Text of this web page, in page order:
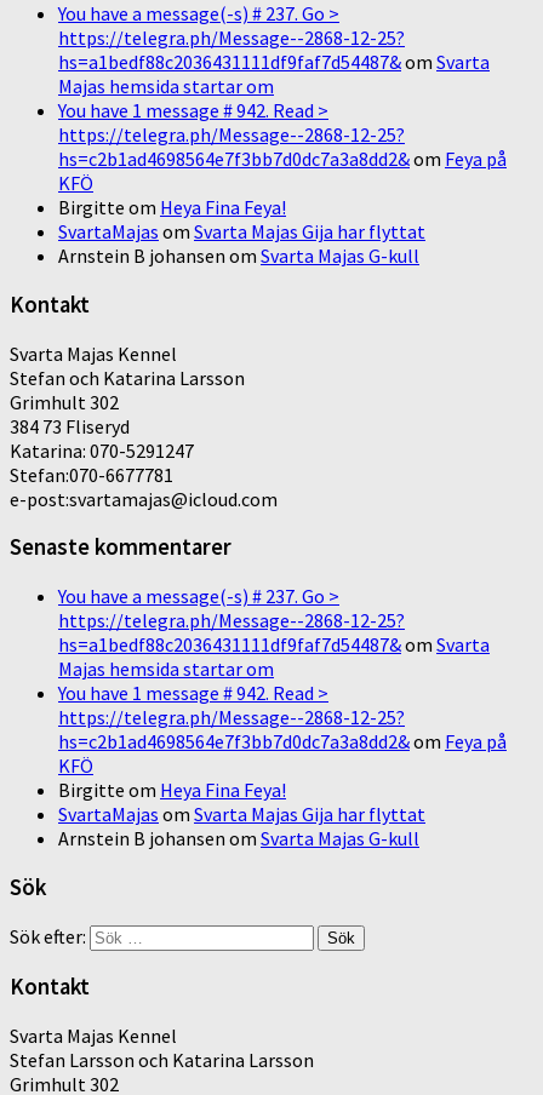
You have a message(-s) # 237. Go >
https://telegra.ph/Message--2868-12-25?
hs=a1bedf88c2036431111df9faf7d54487&om Svarta
Majas hemsida startar om
You have 1 message # 942. Read >
https://telegra.ph/Message--2868-12-25?
hs=c2b1ad4698564e7f3bb7d0dc7a3a8dd2&om Feya på
KFÖ
Birgitte om Heya Fina Feya!
SvartaMajas om Svarta Majas Gija har flyttat
Arnstein B johansen om Svarta Majas G-kull
Kontakt
Svarta Majas Kennel
Stefan och Katarina Larsson
Grimhult 302
384 73 Fliseryd
Katarina: 070-5291247
Stefan:070-6677781
e-post:svartamajas@icloud.com
Senaste kommentarer
You have a message(-s) # 237. Go >
https://telegra.ph/Message--2868-12-25?
hs=a1bedf88c2036431111df9faf7d54487&om Svarta
Majas hemsida startar om
You have 1 message # 942. Read >
https://telegra.ph/Message--2868-12-25?
hs=c2b1ad4698564e7f3bb7d0dc7a3a8dd2&om Feya på
KFÖ
Birgitte om Heya Fina Feya!
SvartaMajas om Svarta Majas Gija har flyttat
Arnstein B johansen om Svarta Majas G-kull
Sök
Sök efter:
Kontakt
Svarta Majas Kennel
Stefan Larsson och Katarina Larsson
Grimhult 302